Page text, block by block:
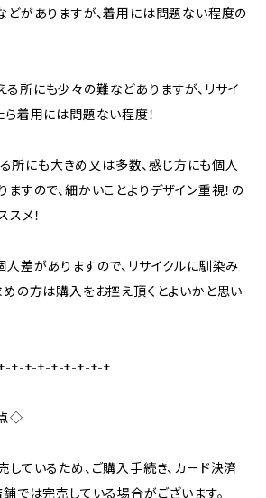
どがありますが、着用には問題ない程度の
る所にも少々の難などありますが、リサイ
着用には問題ない程度！
所にも大きめ又は多数、感じ方にも個人
すので、細かいことよりデザイン重視！の
メ！
差がありますので、リサイクルに馴染み
の方は購入をお控え頂くとよいかと思い
+-+-+-+-+-+-+-+
◇
ているため、ご購入手続き、カード決済
では完売している場合がございます。